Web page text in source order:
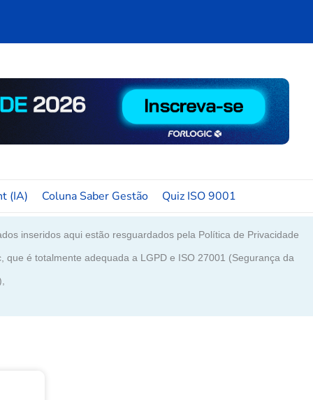
(IA) Coluna Saber Gestão Quiz ISO 9001
inseridos aqui estão resguardados pela Política de Privacidade
que é totalmente adequada a LGPD e ISO 27001 (Segurança da